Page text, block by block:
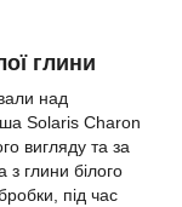
глини
над
Solaris Charon
вигляду та за
глини білого
під час